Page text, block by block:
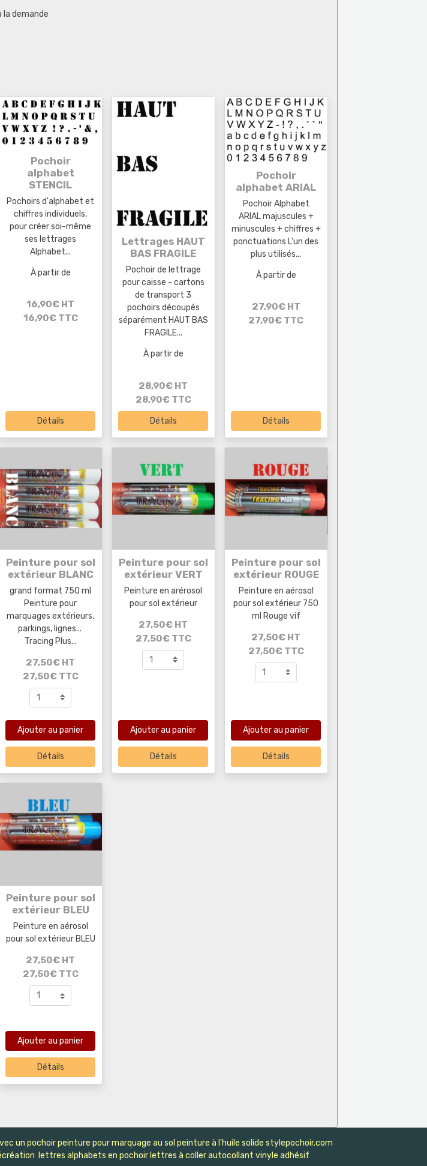
la demande
Pochoir
alphabet
STENCIL
Pochoirs d'alphabet et
chiffres individuels,
pour créer soi-même
ses lettrages
Alphabet...
À partir de
16,90€ HT
16,90€ TTC
Détails
Lettrages HAUT
BAS FRAGILE
Pochoir de lettrage
pour caisse - cartons
de transport 3
pochoirs découpés
séparément HAUT BAS
FRAGILE...
À partir de
28,90€ HT
28,90€ TTC
Détails
Pochoir
alphabet ARIAL
Pochoir Alphabet
ARIAL majuscules +
minuscules + chiffres +
ponctuations L'un des
plus utilisés...
À partir de
27,90€ HT
27,90€ TTC
Détails
Peinture pour sol
extérieur BLANC
grand format 750 ml
Peinture pour
marquages extérieurs,
parkings, lignes...
Tracing Plus...
27,50€ HT
27,50€ TTC
Ajouter au panier
Détails
Peinture pour sol
extérieur VERT
Peinture en arérosol
pour sol extérieur
27,50€ HT
27,50€ TTC
Ajouter au panier
Détails
Peinture pour sol
extérieur ROUGE
Peinture en aérosol
pour sol extérieur 750
ml Rouge vif
27,50€ HT
27,50€ TTC
Ajouter au panier
Détails
Peinture pour sol
extérieur BLEU
Peinture en aérosol
pour sol extérieur BLEU
27,50€ HT
27,50€ TTC
Ajouter au panier
Détails
un pochoir peinture pour marquage au sol peinture à l'huile solide stylepochoir.com
lettres alphabets en pochoir lettres à coller autocollant vinyle adhésif